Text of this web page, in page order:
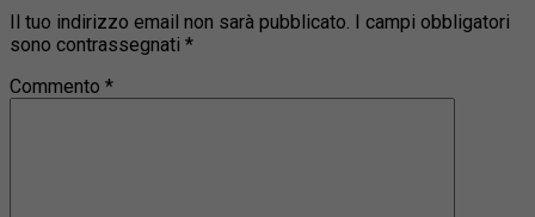
Il tuo indirizzo email non sarà pubblicato.
I campi obbligatori
sono contrassegnati *
Commento *